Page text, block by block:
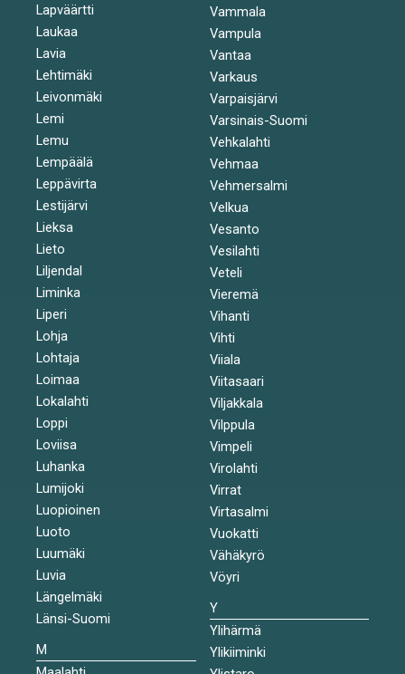
Lapväärtti
Laukaa
Lavia
Lehtimäki
Leivonmäki
Lemi
Lemu
Lempäälä
Leppävirta
Lestijärvi
Lieksa
Lieto
Liljendal
Liminka
Liperi
Lohja
Lohtaja
Loimaa
Lokalahti
Loppi
Loviisa
Luhanka
Lumijoki
Luopioinen
Luoto
Luumäki
Luvia
Längelmäki
Länsi-Suomi
M
Vammala
Vampula
Vantaa
Varkaus
Varpaisjärvi
Varsinais-Suomi
Vehkalahti
Vehmaa
Vehmersalmi
Velkua
Vesanto
Vesilahti
Veteli
Vieremä
Vihanti
Vihti
Viiala
Viitasaari
Viljakkala
Vilppula
Vimpeli
Virolahti
Virrat
Virtasalmi
Vuokatti
Vähäkyrö
Vöyri
Y
Ylihärmä
Ylikiiminki